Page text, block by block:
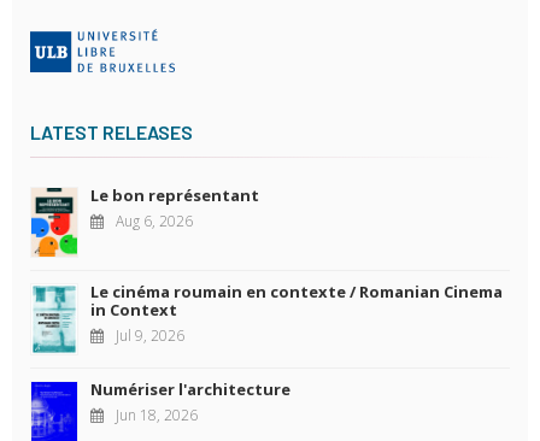
LATEST RELEASES
Le bon représentant
Aug 6, 2026
Le cinéma roumain en contexte / Romanian Cinema
in Context
Jul 9, 2026
Numériser l'architecture
Jun 18, 2026